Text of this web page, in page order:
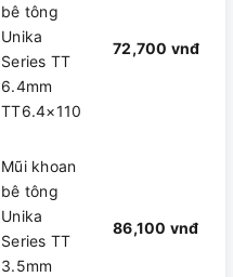
bê tông
Unika
Series TT
6.4mm
TT6.4×110
72,700 vnđ
Mũi khoan
bê tông
Unika
Series TT
3.5mm
86,100 vnđ